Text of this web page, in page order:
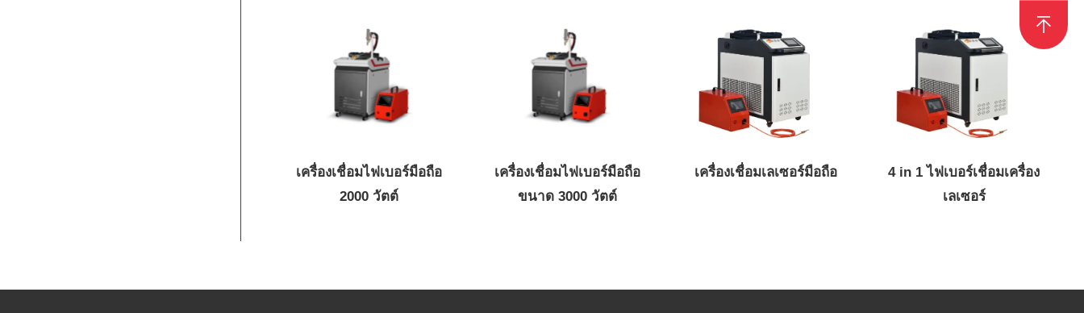
เครื่องเชื่อมไฟเบอร์มือถือ
2000 วัตต์
เครื่องเชื่อมไฟเบอร์มือถือ
ขนาด 3000 วัตต์
เครื่องเชื่อมเลเซอร์มือถือ
4 in 1 ไฟเบอร์เชื่อมเครื่อง
เลเซอร์